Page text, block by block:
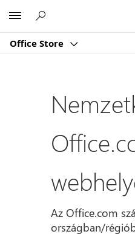
Office Store
Az Office.com
országban/